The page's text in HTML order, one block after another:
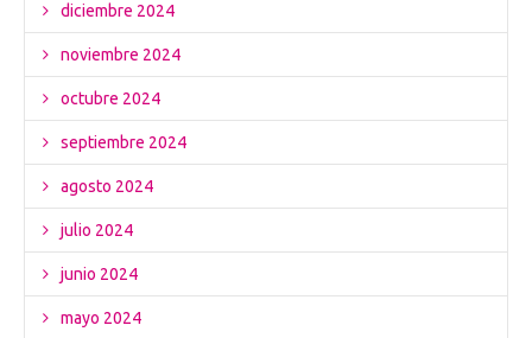
diciembre 2024
noviembre 2024
octubre 2024
septiembre 2024
agosto 2024
julio 2024
junio 2024
mayo 2024